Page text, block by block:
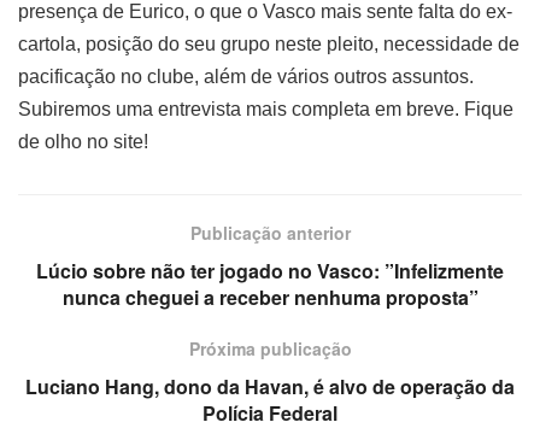
presença de Eurico, o que o Vasco mais sente falta do ex-
cartola, posição do seu grupo neste pleito, necessidade de
pacificação no clube, além de vários outros assuntos.
Subiremos uma entrevista mais completa em breve. Fique
de olho no site!
Publicação anterior
Lúcio sobre não ter jogado no Vasco: ”Infelizmente
nunca cheguei a receber nenhuma proposta”
Próxima publicação
Luciano Hang, dono da Havan, é alvo de operação da
Polícia Federal